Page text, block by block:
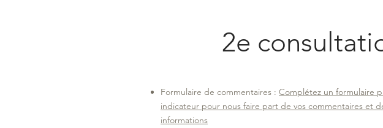
2e
Formulaire de commentaires : Complétez un formulaire
indicateur pour nous faire part de vos commentaires et
informations